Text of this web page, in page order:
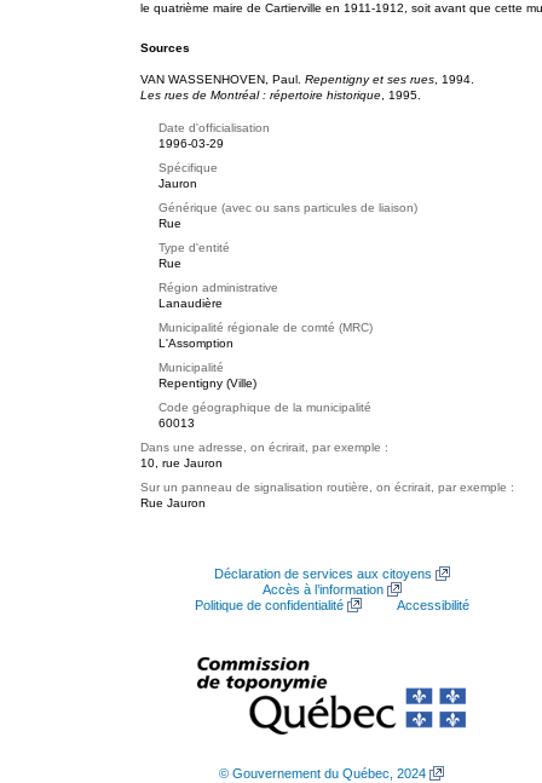
le quatrième maire de Cartierville en 1911-1912, soit avant que cette
Sources
VAN WASSENHOVEN, Paul. Repentigny et ses rues , 1994.
Les rues de Montréal : répertoire historique , 1995.
Date d'officialisation
1996-03-29
Spécifique
Jauron
Générique (avec ou sans particules de liaison)
Rue
Type d'entité
Rue
Région administrative
Lanaudière
Municipalité régionale de comté (MRC)
L'Assomption
Municipalité
Repentigny (Ville)
Code géographique de la municipalité
60013
Dans une adresse, on écrirait, par exemple :
10, rue Jauron
Sur un panneau de signalisation routière, on écrirait, par exemple :
Rue Jauron
Déclaration de services aux citoyens
Accès à l’information
Politique de confidentialité
Accessibilité
© Gouvernement du Québec, 2024